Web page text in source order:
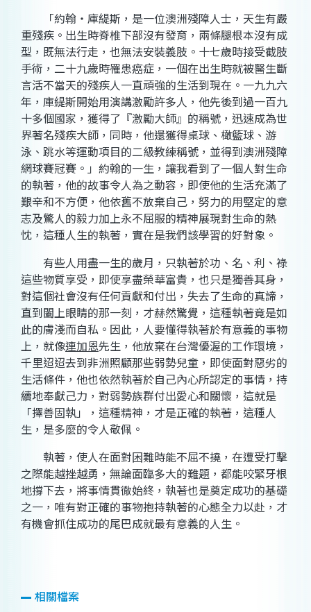
「約翰・庫緹斯，是一位澳洲殘障人士，天生有嚴
重殘疾。出生時脊椎下部沒有發育，兩條腿根本沒有成
型，既無法行走，也無法安裝義肢。十七歲時接受截肢
手術，二十九歲時罹患癌症，一個在出生時就被醫生斷
言活不當天的殘疾人一直頑強的生活到現在。一九九六
年，庫緹斯開始用演講激勵許多人，他先後到過一百九
十多個國家，獲得了『激勵大師』的稱號，迅速成為世
界著名殘疾大師，同時，他還獲得桌球、橄籃球、游
泳、跳水等運動項目的二級教練稱號，並得到澳洲殘障
網球賽冠賽。」約翰的一生，讓我看到了一個人對生命
的執著，他的故事令人為之動容，即使他的生活充滿了
艱辛和不方便，他依舊不放棄自己，努力的用堅定的意
志及驚人的毅力加上永不屈服的精神展現對生命的熱
忱，這種人生的執著，實在是我們該學習的好對象。
有些人用盡一生的歲月，只執著於功、名、利、祿
這些物質享受，即使享盡榮華富貴，也只是獨善其身，
對這個社會沒有任何貢獻和付出，失去了生命的真諦，
直到闔上眼睛的那一刻，才赫然驚覺，這種執著竟是如
此的膚淺而自私。因此，人要懂得執著於有意義的事物
上，就像連加恩先生，他放棄在台灣優渥的工作環境，
千里迢迢去到非洲照顧那些弱勢兒童，即使面對惡劣的
生活條件，他也依然執著於自己內心所認定的事情，持
續地奉獻己力，對弱勢族群付出愛心和關懷，這就是
「擇善固執」，這種精神，才是正確的執著，這種人
生，是多麼的令人敬佩。
執著，使人在面對困難時能不屈不撓，在遭受打擊
之際能越挫越勇，無論面臨多大的難題，都能咬緊牙根
地撐下去，將事情貫徹始終，執著也是奠定成功的基礎
之一，唯有對正確的事物抱持執著的心態全力以赴，才
有機會抓住成功的尾巴成就最有意義的人生。
相關檔案